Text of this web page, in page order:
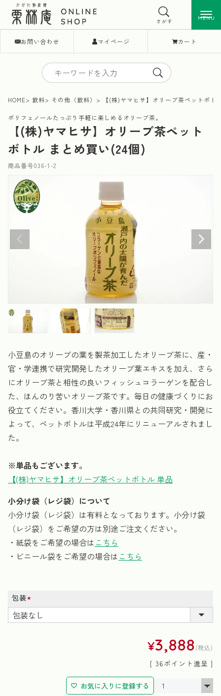
お問い合わせ マイページ カート
MENU
さがす MENU
HOME 飲料 その他（飲料） 【(株)ヤマヒサ】オリーブ茶ペットボト
ポリフェノールたっぷり手軽に楽しめるオリーブ茶。
【(株)ヤマヒサ】オリーブ茶ペット
ボトル まとめ買い(24個)
商品番号036-1-2
小豆島のオリーブの葉を製茶加工したオリーブ茶に、産・
官・学連携で研究開発したオリーブ葉エキスを加え、さら
にオリーブ茶と相性の良いフィッシュコラーゲンを配合し
た、ほんのり苦いオリーブ茶です。毎日の健康づくりにお
役立てください。香川大学・香川県との共同研究・開発に
よって、ペットボトルは平成24年にリニューアルされまし
た。
※単品もございます。
【(株)ヤマヒサ】オリーブ茶ペットボトル 単品
小分け袋（レジ袋）について
小分け袋（レジ袋）は有料となっております。小分け袋
（レジ袋）をご希望の方は別途ご注文ください。
・紙袋をご希望の場合は こちら
・ビニール袋をご希望の場合は こちら
包装
(必
須)
¥3,888 税込
[ 36ポイント進呈 ]
お気に入りに登録する